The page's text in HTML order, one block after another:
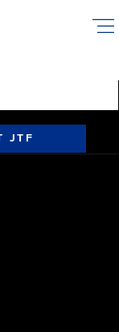
JTF